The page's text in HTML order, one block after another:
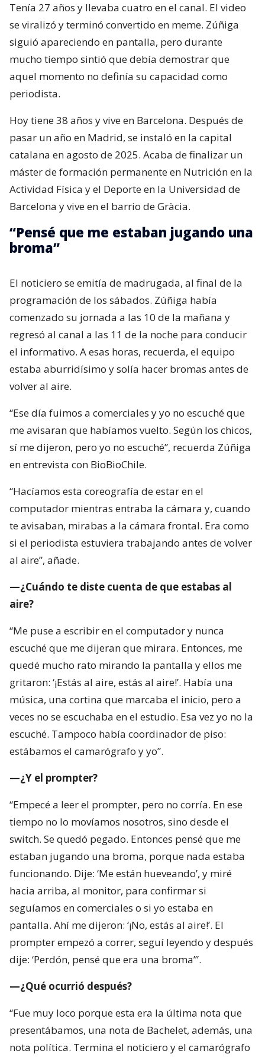
Tenía 27 años y llevaba cuatro en el canal. El video
se viralizó y terminó convertido en meme. Zúñiga
siguió apareciendo en pantalla, pero durante
mucho tiempo sintió que debía demostrar que
aquel momento no definía su capacidad como
periodista.
Hoy tiene 38 años y vive en Barcelona. Después de
pasar un año en Madrid, se instaló en la capital
catalana en agosto de 2025. Acaba de finalizar un
máster de formación permanente en Nutrición en la
Actividad Física y el Deporte en la Universidad de
Barcelona y vive en el barrio de Gràcia.
“Pensé que me estaban jugando una
broma”
El noticiero se emitía de madrugada, al final de la
programación de los sábados. Zúñiga había
comenzado su jornada a las 10 de la mañana y
regresó al canal a las 11 de la noche para conducir
el informativo. A esas horas, recuerda, el equipo
estaba aburridísimo y solía hacer bromas antes de
volver al aire.
“Ese día fuimos a comerciales y yo no escuché que
me avisaran que habíamos vuelto. Según los chicos,
sí me dijeron, pero yo no escuché”, recuerda Zúñiga
en entrevista con BioBioChile.
“Hacíamos esta coreografía de estar en el
computador mientras entraba la cámara y, cuando
te avisaban, mirabas a la cámara frontal. Era como
si el periodista estuviera trabajando antes de volver
al aire”, añade.
—¿Cuándo te diste cuenta de que estabas al
aire?
“Me puse a escribir en el computador y nunca
escuché que me dijeran que mirara. Entonces, me
quedé mucho rato mirando la pantalla y ellos me
gritaron: ‘¡Estás al aire, estás al aire!’. Había una
música, una cortina que marcaba el inicio, pero a
veces no se escuchaba en el estudio. Esa vez yo no la
escuché. Tampoco había coordinador de piso:
estábamos el camarógrafo y yo”.
—¿Y el prompter?
“Empecé a leer el prompter, pero no corría. En ese
tiempo no lo movíamos nosotros, sino desde el
switch. Se quedó pegado. Entonces pensé que me
estaban jugando una broma, porque nada estaba
funcionando. Dije: ‘Me están hueveando’, y miré
hacia arriba, al monitor, para confirmar si
seguíamos en comerciales o si yo estaba en
pantalla. Ahí me dijeron: ‘¡No, estás al aire!’. El
prompter empezó a correr, seguí leyendo y después
dije: ‘Perdón, pensé que era una broma’”.
—¿Qué ocurrió después?
“Fue muy loco porque esta era la última nota que
presentábamos, una nota de Bachelet, además, una
nota política. Termina el noticiero y el camarógrafo